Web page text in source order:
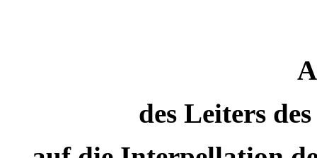
des Leiters